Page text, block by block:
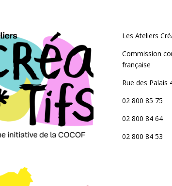
Les Ateliers
Commission
française
Rue des Palais
02 800 85 75
02 800 84 64
02 800 84 53